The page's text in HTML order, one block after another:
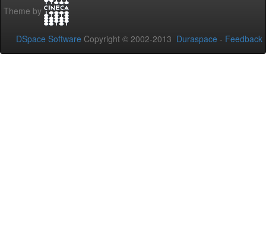
Theme by
DSpace Software Copyright © 2002-2013 Duraspace - Feedback